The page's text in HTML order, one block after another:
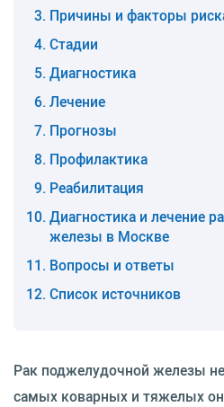
Причины и факторы
Стадии
Диагностика
Лечение
Прогнозы
Профилактика
Реабилитация
Диагностика и лечение
железы в Москве
Вопросы и ответы
Список источников
Рак поджелудочной железы
самых коварных и тяжелых